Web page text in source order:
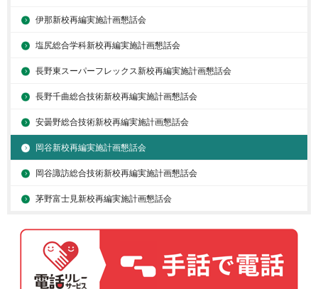
伊那新校再編実施計画懇話会
塩尻総合学科新校再編実施計画懇話会
長野東スーパーフレックス新校再編実施計画懇話会
長野千曲総合技術新校再編実施計画懇話会
安曇野総合技術新校再編実施計画懇話会
岡谷新校再編実施計画懇話会
岡谷諏訪総合技術新校再編実施計画懇話会
茅野富士見新校再編実施計画懇話会